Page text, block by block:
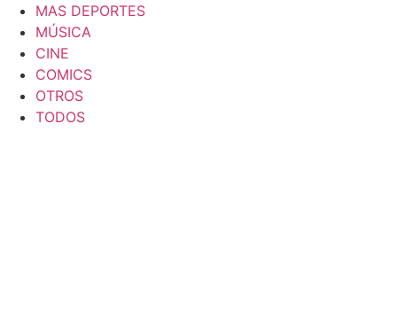
MAS DEPORTES
MÚSICA
CINE
COMICS
OTROS
TODOS